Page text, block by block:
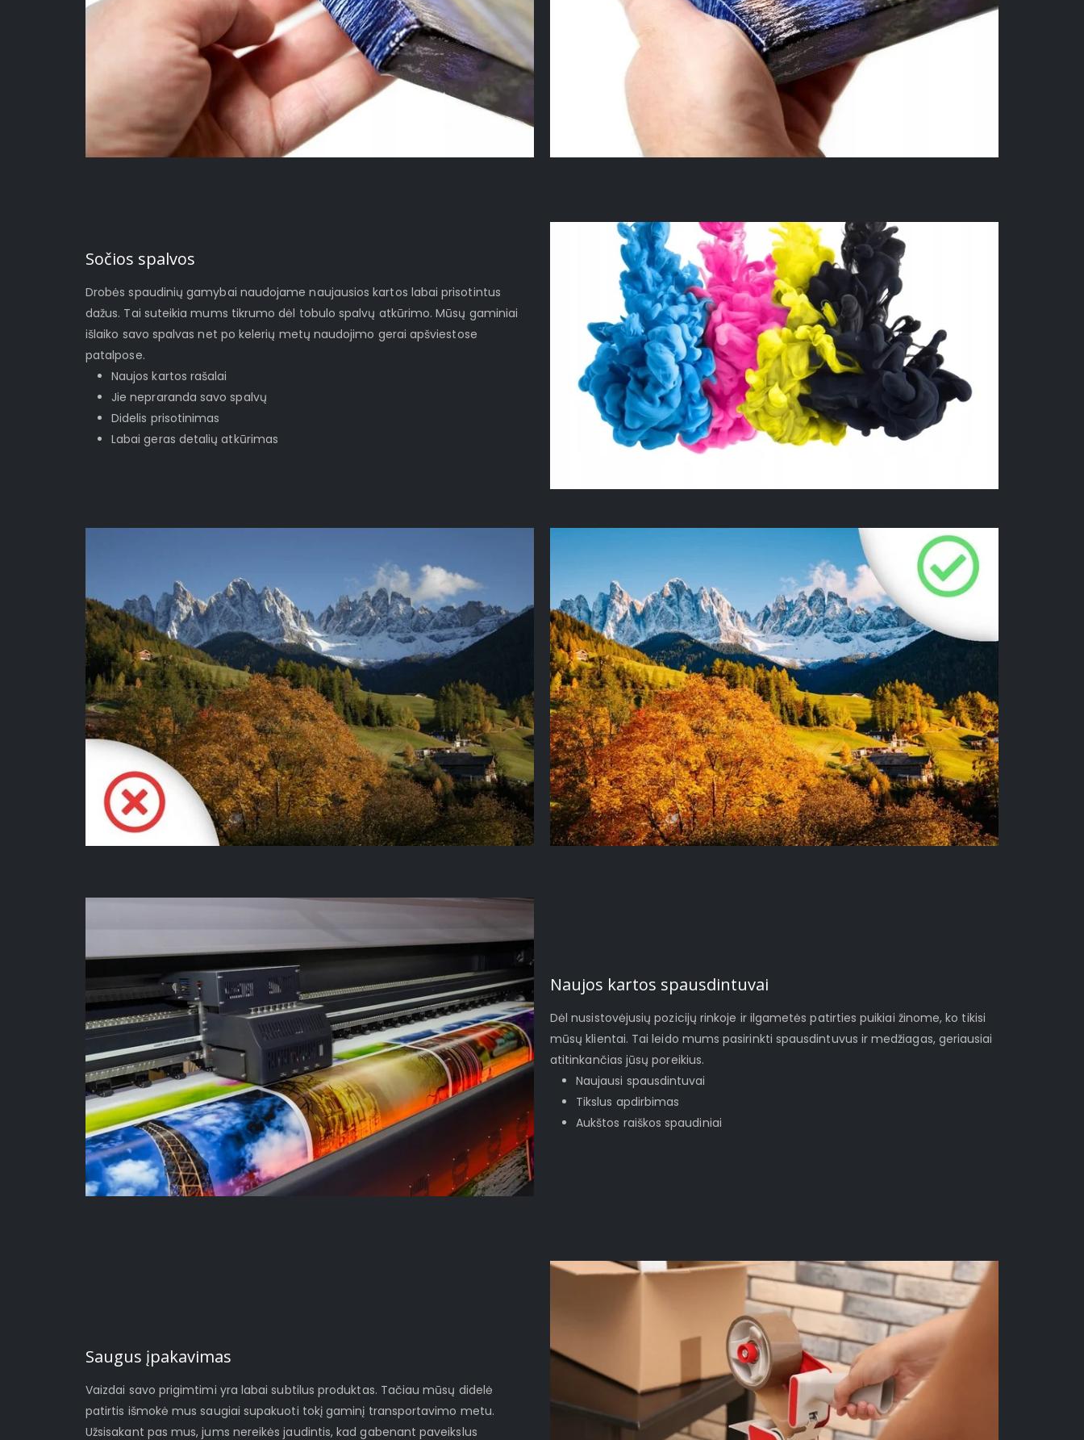
Sočios spalvos
Drobės spaudinių gamybai naudojame naujausios kartos labai prisotintus
dažus. Tai suteikia mums tikrumo dėl tobulo spalvų atkūrimo. Mūsų gaminiai
išlaiko savo spalvas net po kelerių metų naudojimo gerai apšviestose
patalpose.
Naujos kartos rašalai
Jie nepraranda savo spalvų
Didelis prisotinimas
Labai geras detalių atkūrimas
Naujos kartos spausdintuvai
Dėl nusistovėjusių pozicijų rinkoje ir ilgametės patirties puikiai žinome, ko tikisi
mūsų klientai. Tai leido mums pasirinkti spausdintuvus ir medžiagas, geriausiai
atitinkančias jūsų poreikius.
Naujausi spausdintuvai
Tikslus apdirbimas
Aukštos raiškos spaudiniai
Saugus įpakavimas
Vaizdai savo prigimtimi yra labai subtilus produktas. Tačiau mūsų didelė
patirtis išmokė mus saugiai supakuoti tokį gaminį transportavimo metu.
Užsisakant pas mus, jums nereikės jaudintis, kad gabenant paveikslus